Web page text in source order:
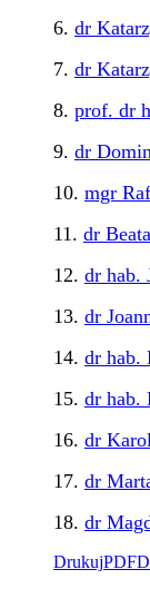
6. dr
7. dr
8. prof. dr
9. dr
10. mgr
11. dr
12. dr hab.
13. dr
14. dr hab.
15. dr hab.
16. dr
17. dr
18. dr
DrukujPDF